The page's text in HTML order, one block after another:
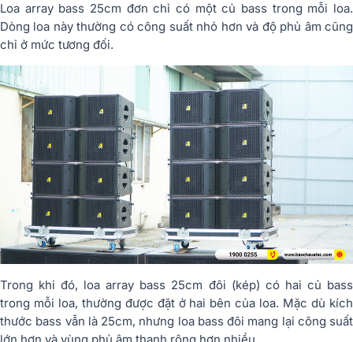
Loa array bass 25cm đơn chỉ có một củ bass trong mỗi loa.
Dòng loa này thường có công suất nhỏ hơn và độ phủ âm cũng
chỉ ở mức tương đối.
Trong khi đó, loa array bass 25cm đôi (kép) có hai củ bass
trong mỗi loa, thường được đặt ở hai bên của loa. Mặc dù kích
thước bass vẫn là 25cm, nhưng loa bass đôi mang lại công suất